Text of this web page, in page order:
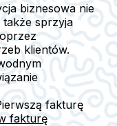
biznesowa nie
sprzyja
klientów.
fakturę
fakturę